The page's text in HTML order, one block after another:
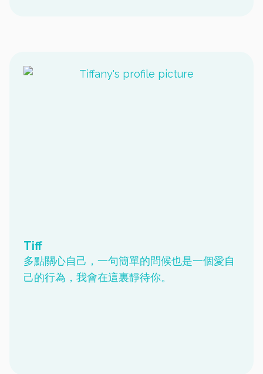
Tiff
多點關心自己，一句簡單的問候也是一個愛自
己的行為，我會在這裏靜待你。